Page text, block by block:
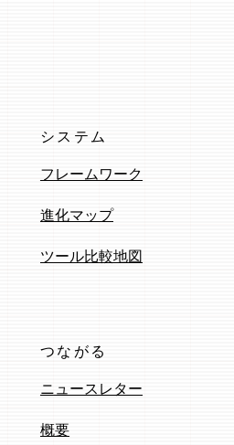
システム
フレームワーク
進化マップ
ツール比較地図
つながる
ニュースレター
概要